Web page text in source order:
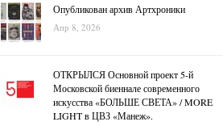
Опубликован архив Артхроники
Апр 8, 2026
ОТКРЫЛСЯ Основной проект 5-й
Московской биеннале современного
искусства «БОЛЬШЕ СВЕТА» / MORE
LIGHT в ЦВЗ «Манеж».